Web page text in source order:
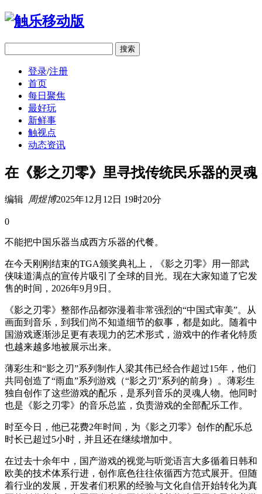
移动版
登录/注册
首页
每日聚焦
最好玩
新鲜事
触视点
动态资讯
在《影之刃零》里寻找传统民乐器的灵魂
编辑 周煜博2025年12月12日 19时20分
0
不能把中国乐器当成西方乐器的代餐。
在今天刚刚结束的TGA颁奖典礼上，《影之刃零》用一部武
侠味道满点的宣传片吸引了全球的目光。现在大家知道了它发
售的时间，2026年9月9日。
《影之刃零》整部作品都弥漫着非常强烈的“中国式审美”。从
画面到音乐，到我们尚不知道细节的叙事，都是如此。随着中
国游戏逐渐涉足更有表现力的艺术形式，游戏中的作者化特质
也越来越多地被展示出来。
薄彩生和“影之刃”系列制作人梁其伟已经合作超过15年，他们
共同创造了“雨血”系列游戏（“影之刃”系列的前身）。薄彩生
独自创作了这些游戏的配乐，是系列音乐的灵魂人物。他同时
也是《影之刃零》的音乐总监，负责游戏的全部配乐工作。
时至今日，他已花费2年时间，为《影之刃零》创作的配乐总
时长已超过5小时，并且还在继续增加中。
在过去十余年中，国产游戏的视觉与听觉语言大多循着日韩和
欧美的技术体系行进，创作底色往往依循西方范式展开。但随
着行业的发展，开发者们积累的经验与文化自信开始转化为真